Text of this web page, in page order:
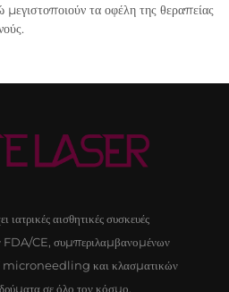
μεγιστοποιούν τα οφέλη της θεραπείας
αισθητικές συσκευές
FDA/CE, συμπεριλαμβανομένων
microneedling και κλασματικών
σε όλο τον κόσμο.